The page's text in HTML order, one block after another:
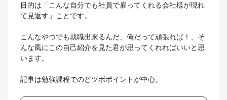
目的は「こんな自分でも社員で雇ってくれる会社様が現れ
て見返す」ことです。
こんなやつでも就職出来るんだ、俺だって頑張れば！、そ
んな風にこの自己紹介を見た君が思ってくれればいいと思
います。
記事は勉強課程でのどツボポイントが中心。